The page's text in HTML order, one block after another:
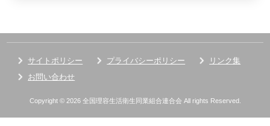
サイトポリシー プライバシーポリシー
リンク集
お問い合わせ
Copyright © 2026 全国理容生活衛生同業組合連合会 All rights Reserved.